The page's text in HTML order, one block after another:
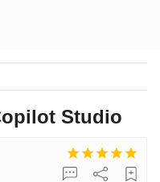
Studio